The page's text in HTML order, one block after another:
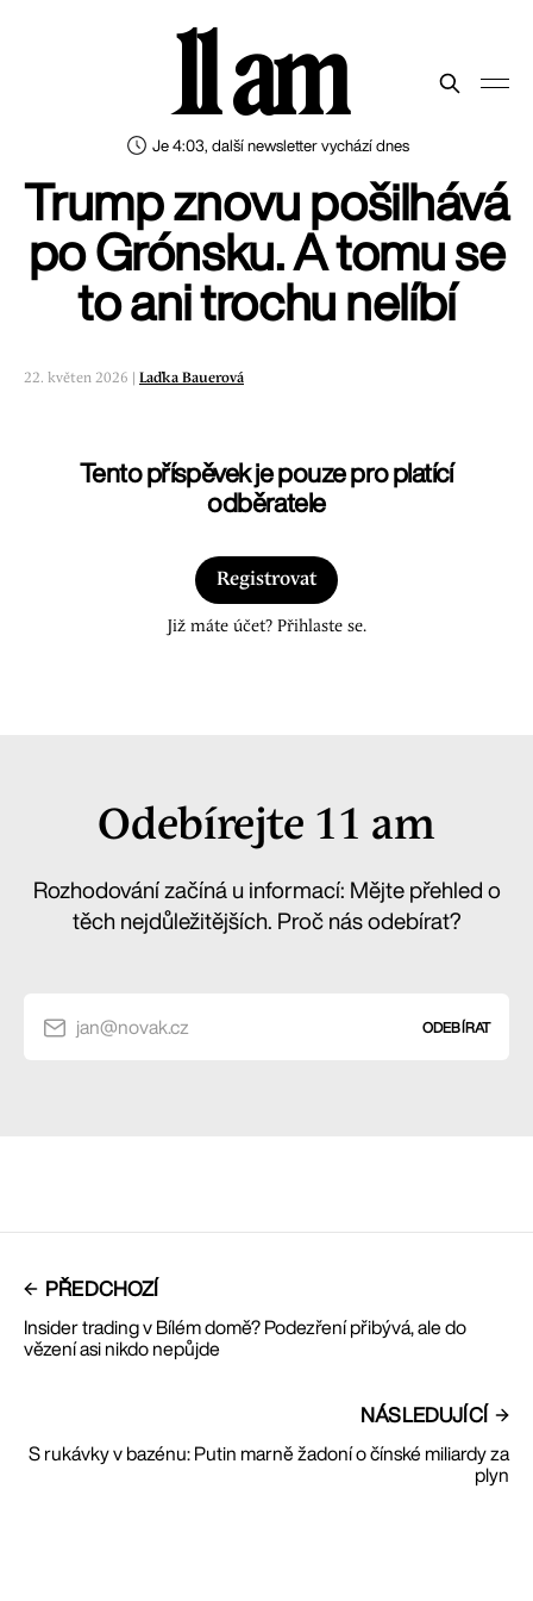
Je 4:03, další newsletter vychází dnes
11 am
Trump znovu pošilhává
po Grónsku. A tomu se
to ani trochu nelíbí
22. květen 2026 | Laďka Bauerová
Tento příspěvek je pouze pro platící
odběratele
Registrovat
Již máte účet? Přihlaste se.
Odebírejte 11 am
Rozhodování začíná u informací: Mějte přehled o
těch nejdůležitějších. Proč nás odebírat?
jan@novak.cz ODEBÍRAT
PŘEDCHOZÍ
Insider trading v Bílém domě? Podezření přibývá, ale do
vězení asi nikdo nepůjde
NÁSLEDUJÍCÍ
S rukávky v bazénu: Putin marně žadoní o čínské miliardy za
plyn